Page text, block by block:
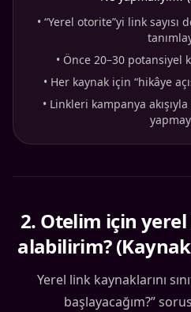
• “Yerel otorite”yi link
• Önce 20–30 potansiyel
• Her kaynak için “hikâye
• Linkleri kampanya
2. Otelim için
alabilirim? (Kaynak
Yerel link kaynaklarını
başlayacağım?”